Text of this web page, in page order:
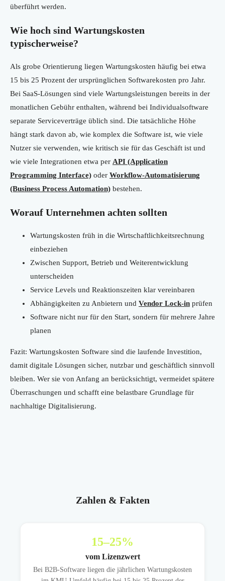
überführt werden.
Wie hoch sind Wartungskosten
typischerweise?
Als grobe Orientierung liegen Wartungskosten häufig bei etwa
15 bis 25 Prozent der ursprünglichen Softwarekosten pro Jahr.
Bei SaaS-Lösungen sind viele Wartungsleistungen bereits in der
monatlichen Gebühr enthalten, während bei Individualsoftware
separate Serviceverträge üblich sind. Die tatsächliche Höhe
hängt stark davon ab, wie komplex die Software ist, wie viele
Nutzer sie verwenden, wie kritisch sie für das Geschäft ist und
wie viele Integrationen etwa per API (Application
Programming Interface) oder Workflow-Automatisierung
(Business Process Automation) bestehen.
Worauf Unternehmen achten sollten
Wartungskosten früh in die Wirtschaftlichkeitsrechnung
einbeziehen
Zwischen Support, Betrieb und Weiterentwicklung
unterscheiden
Service Levels und Reaktionszeiten klar vereinbaren
Abhängigkeiten zu Anbietern und Vendor Lock-in prüfen
Software nicht nur für den Start, sondern für mehrere Jahre
planen
Fazit: Wartungskosten Software sind die laufende Investition,
damit digitale Lösungen sicher, nutzbar und geschäftlich sinnvoll
bleiben. Wer sie von Anfang an berücksichtigt, vermeidet spätere
Überraschungen und schafft eine belastbare Grundlage für
nachhaltige Digitalisierung.
Zahlen & Fakten
15–25%
vom Lizenzwert
Bei B2B-Software liegen die jährlichen Wartungskosten